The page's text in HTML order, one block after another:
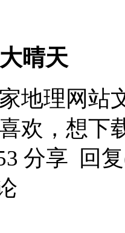
晴天
地理网站
欢，想下
分享
回